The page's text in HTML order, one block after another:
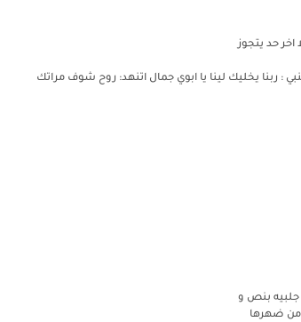
اخر حد يتجوز
: ربنا يخليك لينا يا ابوي جمال اتنهد: روح شوف مراتك
جلبيه بنص و
من ضهرها